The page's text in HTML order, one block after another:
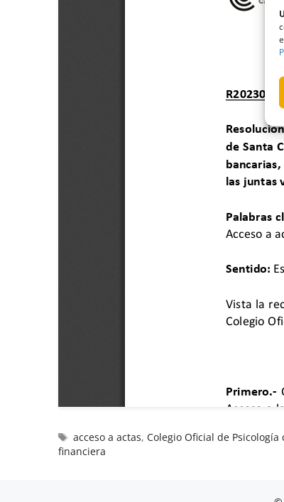
acceso a actas,Colegio Oficial de
financiera